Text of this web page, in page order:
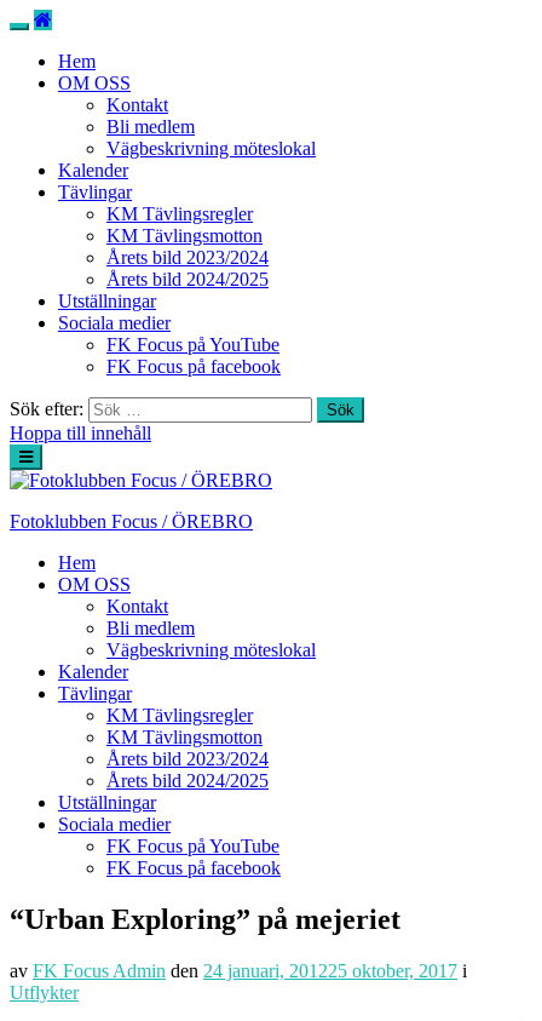
Hem
OM OSS
Kontakt
Bli medlem
Vägbeskrivning möteslokal
Kalender
Tävlingar
KM Tävlingsregler
KM Tävlingsmotton
Årets bild 2023/2024
Årets bild 2024/2025
Utställningar
Sociala medier
FK Focus på YouTube
FK Focus på facebook
Sök efter:
Hoppa till innehåll
Fotoklubben Focus / ÖREBRO
Hem
OM OSS
Kontakt
Bli medlem
Vägbeskrivning möteslokal
Kalender
Tävlingar
KM Tävlingsregler
KM Tävlingsmotton
Årets bild 2023/2024
Årets bild 2024/2025
Utställningar
Sociala medier
FK Focus på YouTube
FK Focus på facebook
“Urban Exploring” på mejeriet
av FK Focus Admin den 24 januari, 201225 oktober, 2017 i
Utflykter